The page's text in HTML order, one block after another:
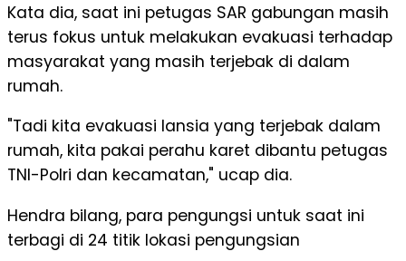
Kata dia, saat ini petugas SAR gabungan masih
terus fokus untuk melakukan evakuasi terhadap
masyarakat yang masih terjebak di dalam
rumah.
"Tadi kita evakuasi lansia yang terjebak dalam
rumah, kita pakai perahu karet dibantu petugas
TNI-Polri dan kecamatan," ucap dia.
Hendra bilang, para pengungsi untuk saat ini
terbagi di 24 titik lokasi pengungsian